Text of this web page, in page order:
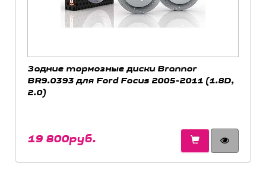
Задние тормозные диски Brannor
BR9.0393 для Ford Focus 2005-2011 (1.8D,
2.0)
19 800руб.